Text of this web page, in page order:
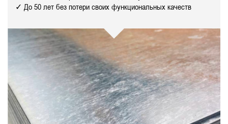
✓ До 50 лет без потери своих функциональных качеств